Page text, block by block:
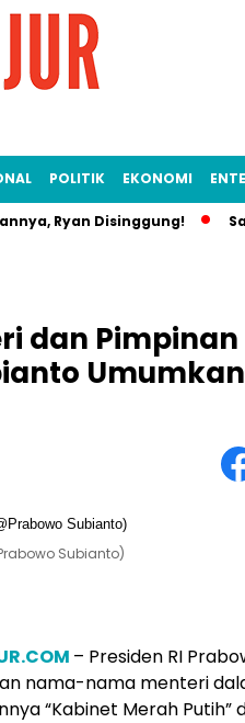
POLITIK EKONOMI
Ryan Disinggung!
dan
Subianto)
– Presiden RI
nama-nama menteri
“Kabinet Merah Putih”